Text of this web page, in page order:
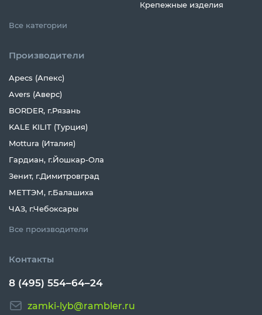
Крепежные изделия
Все категории
Производители
Apecs (Апекс)
Avers (Аверс)
BORDER, г.Рязань
KALE KILIT (Турция)
Mottura (Италия)
Гардиан, г.Йошкар-Ола
Зенит, г.Димитровград
МЕТТЭМ, г.Балашиха
ЧАЗ, г.Чебоксары
Все производители
Контакты
8 (495) 554–64–24
zamki-lyb@rambler.ru